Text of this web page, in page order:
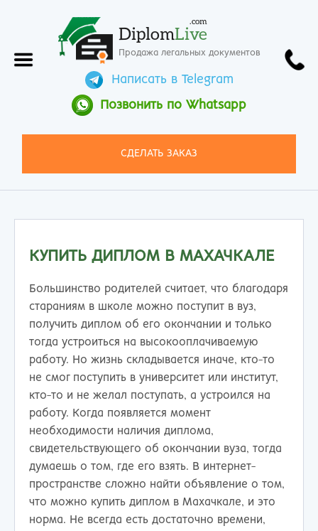
DiplomLive
.com
Продажа легальных документов
Написать в Telegram
Позвонить по Whatsapp
СДЕЛАТЬ ЗАКАЗ
КУПИТЬ ДИПЛОМ В МАХАЧКАЛЕ
Большинство родителей считает, что благодаря
стараниям в школе можно поступит в вуз,
получить диплом об его окончании и только
тогда устроиться на высокооплачиваемую
работу. Но жизнь складывается иначе, кто-то
не смог поступить в университет или институт,
кто-то и не желал поступать, а устроился на
работу. Когда появляется момент
необходимости наличия диплома,
свидетельствующего об окончании вуза, тогда
думаешь о том, где его взять. В интернет-
пространстве сложно найти объявление о том,
что можно купить диплом в Махачкале, и это
норма. Не всегда есть достаточно времени,